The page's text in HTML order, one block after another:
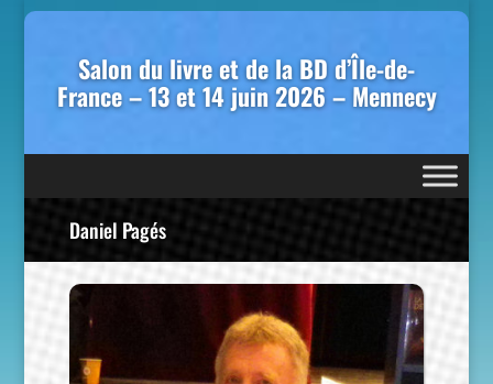
Salon du livre et de la BD d’Île-de-
France – 13 et 14 juin 2026 – Mennecy
Daniel Pagés